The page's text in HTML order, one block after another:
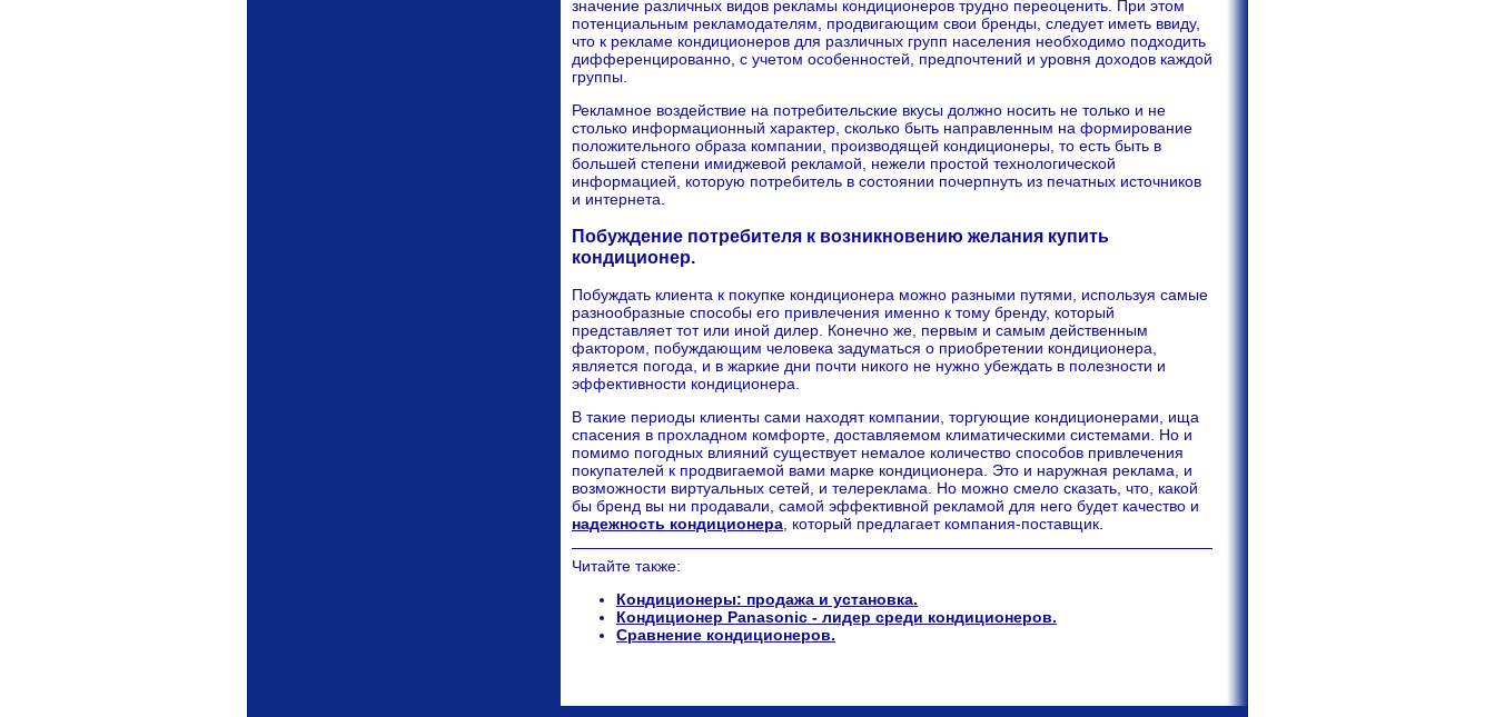
значение различных видов рекламы кондиционеров трудно переоценить. При этом
потенциальным рекламодателям, продвигающим свои бренды, следует иметь ввиду,
что к рекламе кондиционеров для различных групп населения необходимо подходить
дифференцированно, с учетом особенностей, предпочтений и уровня доходов каждой
группы.
Рекламное воздействие на потребительские вкусы должно носить не только и не
столько информационный характер, сколько быть направленным на формирование
положительного образа компании, производящей кондиционеры, то есть быть в
большей степени имиджевой рекламой, нежели простой технологической
информацией, которую потребитель в состоянии почерпнуть из печатных источников
и интернета.
Побуждение потребителя к возникновению желания купить
кондиционер.
Побуждать клиента к покупке кондиционера можно разными путями, используя самые
разнообразные способы его привлечения именно к тому бренду, который
представляет тот или иной дилер. Конечно же, первым и самым действенным
фактором, побуждающим человека задуматься о приобретении кондиционера,
является погода, и в жаркие дни почти никого не нужно убеждать в полезности и
эффективности кондиционера.
В такие периоды клиенты сами находят компании, торгующие кондиционерами, ища
спасения в прохладном комфорте, доставляемом климатическими системами. Но и
помимо погодных влияний существует немалое количество способов привлечения
покупателей к продвигаемой вами марке кондиционера. Это и наружная реклама, и
возможности виртуальных сетей, и телереклама. Но можно смело сказать, что, какой
бы бренд вы ни продавали, самой эффективной рекламой для него будет качество и
надежность кондиционера, который предлагает компания-поставщик.
Читайте также:
Кондиционеры: продажа и установка.
Кондиционер Panasonic - лидер среди кондиционеров.
Сравнение кондиционеров.